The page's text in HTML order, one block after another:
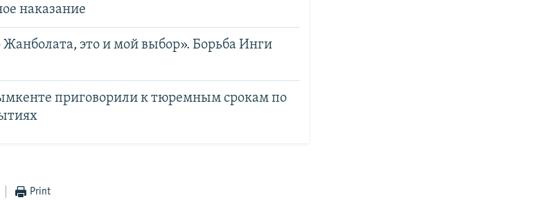
наказание
Жанболата, это и мой выбор». Борьба Инги
приговорили к тюремным срокам по
Print